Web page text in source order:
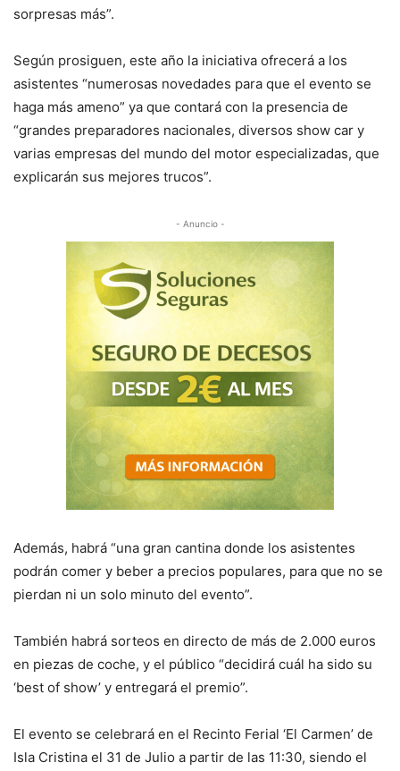
sorpresas más”.
Según prosiguen, este año la iniciativa ofrecerá a los
asistentes “numerosas novedades para que el evento se
haga más ameno” ya que contará con la presencia de
“grandes preparadores nacionales, diversos show car y
varias empresas del mundo del motor especializadas, que
explicarán sus mejores trucos”.
- Anuncio -
Además, habrá “una gran cantina donde los asistentes
podrán comer y beber a precios populares, para que no se
pierdan ni un solo minuto del evento”.
También habrá sorteos en directo de más de 2.000 euros
en piezas de coche, y el público “decidirá cuál ha sido su
‘best of show’ y entregará el premio”.
El evento se celebrará en el Recinto Ferial ‘El Carmen’ de
Isla Cristina el 31 de Julio a partir de las 11:30, siendo el